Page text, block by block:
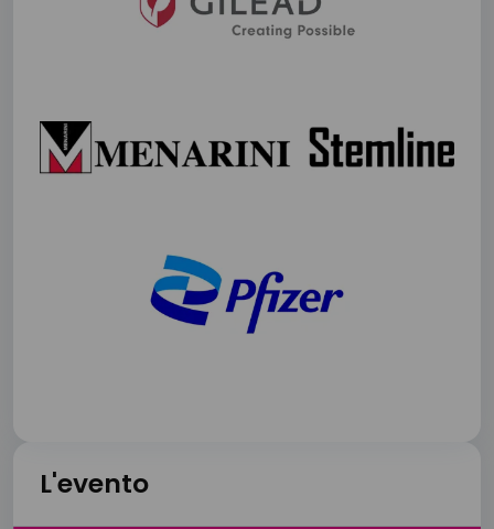
L'evento